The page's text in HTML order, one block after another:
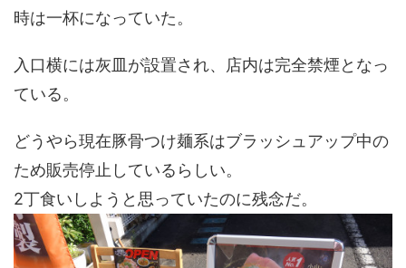
時は一杯になっていた。
入口横には灰皿が設置され、店内は完全禁煙となっ
ている。
どうやら現在豚骨つけ麺系はブラッシュアップ中の
ため販売停止しているらしい。
2丁食いしようと思っていたのに残念だ。